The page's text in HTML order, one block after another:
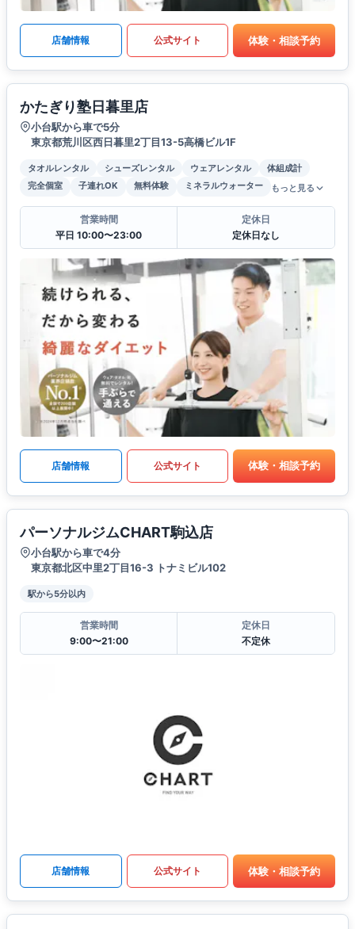
店舗情報 公式サイト 体験・相談予約
かたぎり塾日暮里店
小台駅から車で5分
東京都荒川区西日暮里2丁目13-5高橋ビル1F
タオルレンタル シューズレンタル ウェアレンタル
体組成計
完全個室
子連れOK 無料体験 ミネラルウォーター もっと見る
営業時間
平日 10:00〜23:00
定休日
定休日なし
店舗情報 公式サイト 体験・相談予約
パーソナルジムCHART駒込店
小台駅から車で4分
東京都北区中里2丁目16-3 トナミビル102
駅から5分以内
営業時間
9:00〜21:00
定休日
不定休
店舗情報 公式サイト 体験・相談予約